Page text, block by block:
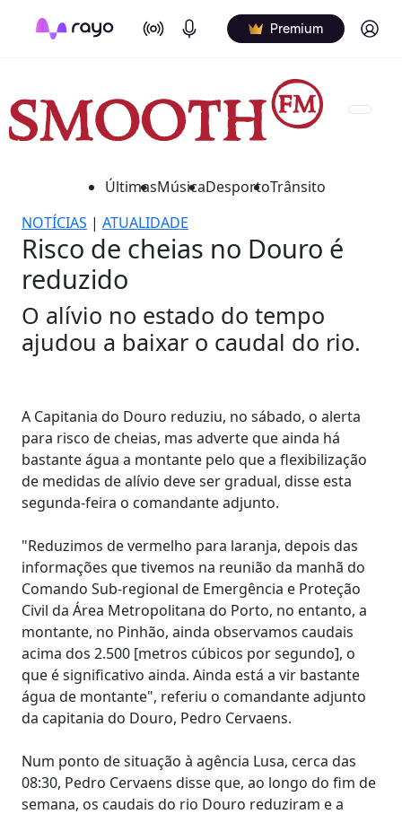
On Air Podcasts Premium Log in
ÚltimasMúsicaDesportoTrânsito
NOTÍCIAS | ATUALIDADE
Risco de cheias no Douro é
reduzido
O alívio no estado do tempo
ajudou a baixar o caudal do rio.
A Capitania do Douro reduziu, no sábado, o alerta
para risco de cheias, mas adverte que ainda há
bastante água a montante pelo que a flexibilização
de medidas de alívio deve ser gradual, disse esta
segunda-feira o comandante adjunto.
"Reduzimos de vermelho para laranja, depois das
informações que tivemos na reunião da manhã do
Comando Sub-regional de Emergência e Proteção
Civil da Área Metropolitana do Porto, no entanto, a
montante, no Pinhão, ainda observamos caudais
acima dos 2.500 [metros cúbicos por segundo], o
que é significativo ainda. Ainda está a vir bastante
água de montante", referiu o comandante adjunto
da capitania do Douro, Pedro Cervaens.
Num ponto de situação à agência Lusa, cerca das
08:30, Pedro Cervaens disse que, ao longo do fim de
semana, os caudais do rio Douro reduziram e a